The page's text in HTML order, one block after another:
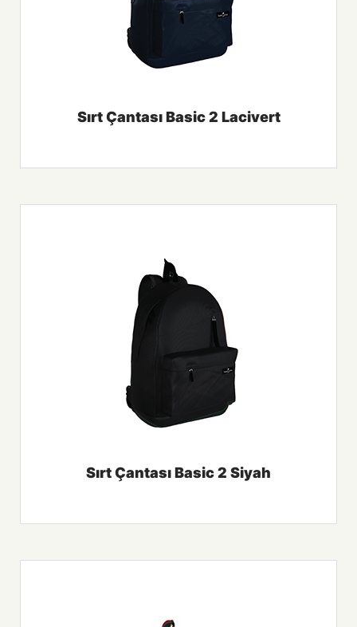
Sırt Çantası Basic 2 Lacivert
Sırt Çantası Basic 2 Siyah